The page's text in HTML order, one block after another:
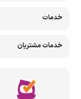
خدمات
خدمات مشتریان